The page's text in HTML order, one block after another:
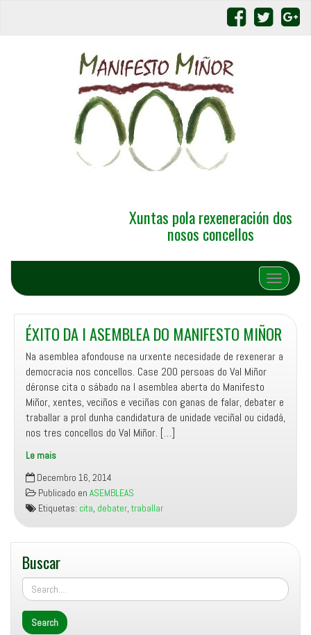
Xuntas pola rexeneración dos
nosos concellos
Alternar
ÉXITO DA I ASEMBLEA DO MANIFESTO MIÑOR
Na asemblea afondouse na urxente necesidade de rexenerar a
democracia nos concellos. Case 200 persoas do Val Miñor
déronse cita o sábado na I asemblea aberta do Manifesto
Miñor, xentes, veciños e veciñas con ganas de falar, debater e
traballar a prol dunha candidatura de unidade veciñal ou cidadá,
nos tres concellos do Val Miñor. […]
Le mais
ÉXITO
DA
I
ASEMBLEA
DO
MANIFESTO
MIÑOR
Decembro 16, 2014
Publicado en ASEMBLEAS
Etiquetas: cita, debater,traballar
Buscar